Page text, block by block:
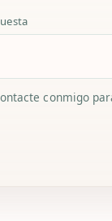
conmigo